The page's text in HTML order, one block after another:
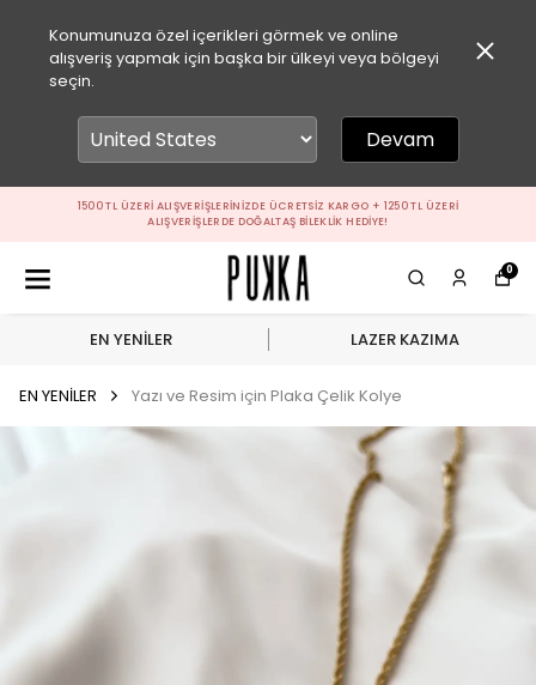
Konumunuza özel içerikleri görmek ve online
alışveriş yapmak için başka bir ülkeyi veya bölgeyi
seçin.
Devam
1500 TL ÜZERI ALIŞVERIŞLERINIZDE ÜCRETSIZ KARGO + 1250 TL ÜZERI
ALIŞVERIŞLERDE DOĞALTAŞ BILEKLIK HEDIYE!
0
EN YENİLER LAZER KAZIMA
EN YENİLER Yazı ve Resim için Plaka Çelik Kolye